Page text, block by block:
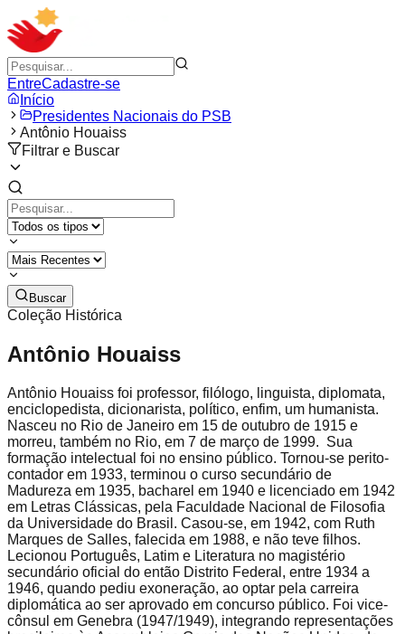
EntreCadastre-se
Início
Presidentes Nacionais do PSB
Antônio Houaiss
Filtrar e Buscar
Buscar
Coleção Histórica
Antônio Houaiss
Antônio Houaiss foi professor, filólogo, linguista, diplomata,
enciclopedista, dicionarista, político, enfim, um humanista.
Nasceu no Rio de Janeiro em 15 de outubro de 1915 e
morreu, também no Rio, em 7 de março de 1999. Sua
formação intelectual foi no ensino público. Tornou-se perito-
contador em 1933, terminou o curso secundário de
Madureza em 1935, bacharel em 1940 e licenciado em 1942
em Letras Clássicas, pela Faculdade Nacional de Filosofia
da Universidade do Brasil. Casou-se, em 1942, com Ruth
Marques de Salles, falecida em 1988, e não teve filhos.
Lecionou Português, Latim e Literatura no magistério
secundário oficial do então Distrito Federal, entre 1934 a
1946, quando pediu exoneração, ao optar pela carreira
diplomática ao ser aprovado em concurso público. Foi vice-
cônsul em Genebra (1947/1949), integrando representações